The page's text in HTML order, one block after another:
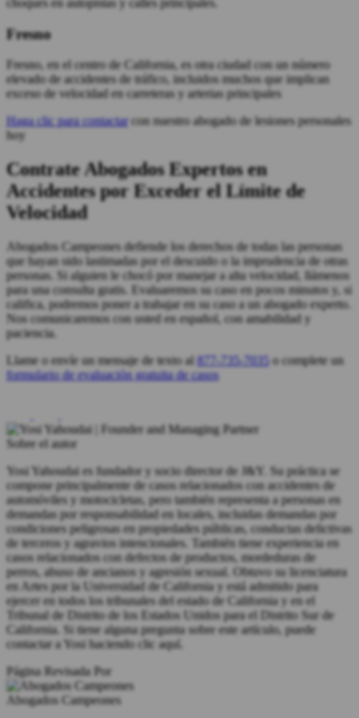
Fresno
Fresno, en el centro de California, es otra ciudad con un número
elevado de accidentes de tráfico, incluidos muchos que implican
exceso de velocidad en carreteras y arterias principales
Haga clic para contactarcon nuestroabogado de lesiones personales
hoy
Contrate Abogados Expertos en
Accidentes por Exceder el Límite de
Velocidad
Abogados Campeones defiende los derechos de todas las personas
que hayan sido lastimadas por el descuido o la imprudencia de otras
personas. Si alguien le chocó por manejar a alta velocidad, llámenos
para una consulta gratis. Evaluaremos su caso en pocos minutos y, si
califica, podremos poner a trabajar en su caso a un abogado experto.
Nos comunicaremos con usted en español, con amabilidad y
paciencia.
Llame o envíe un mensaje de texto al 877-735-7035
o complete un
formulario de evaluación gratuita de casos
Sobre el autor
Yosi Yahoudai es fundador y socio director de J&Y. Su práctica se
compone principalmente de casos relacionados con accidentes de
automóviles y motocicletas, pero también representa a personas en
demandas por responsabilidad en locales, incluidas demandas por
condiciones peligrosas en propiedades públicas, conductas delictivas
de terceros y agravios intencionales. También tiene experiencia en
casos relacionados con defectos de productos, mordeduras de
perros, abuso de ancianos y agresión sexual. Obtuvo su licenciatura
en Artes por la Universidad de California y está admitido para
ejercer en todos los tribunales del estado de California y en el
Tribunal de Distrito de los Estados Unidos para el Distrito Sur de
California. Si tiene alguna pregunta sobre este artículo, puede
contactar a Yosi haciendo clic aquí.
Página Revisada Por
Abogados Campeones